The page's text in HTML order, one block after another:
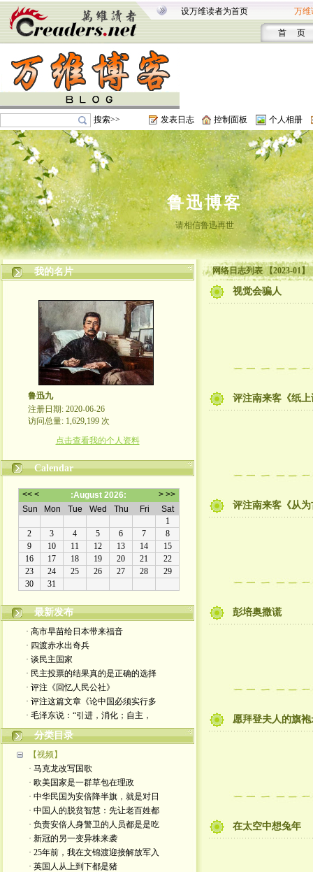
设万维读者为首页 万维
首 页
搜索>> 发表日志 控制面板 个人相册
鲁迅博客
请相信鲁迅再世
我的名片
鲁迅九
注册日期: 2020-06-26
访问总量: 1,629,199 次
点击查看我的个人资料
Calendar
最新发布
· 高市早苗给日本带来福音
· 四渡赤水出奇兵
· 谈民主国家
· 民主投票的结果真的是正确的选择
· 评注《回忆人民公社》
· 评注这篇文章《论中国必须实行多
· 毛泽东说：“引进，消化；自主，
分类目录
【视频】
· 马克龙改写国歌
· 欧美国家是一群草包在理政
· 中华民国为安倍降半旗，就是对日
· 中国人的脱贫智慧：先让老百姓都
· 负责安倍人身警卫的人员都是是吃
· 新冠的另一变异株来袭
· 25年前，我在文锦渡迎接解放军入
· 英国人从上到下都是猪
网络日志列表 【2023-01】
视觉会骗人
评注南来客《纸
评注南来客《从
彭培奥撒谎
愿拜登夫人的旗
在太空中想兔年